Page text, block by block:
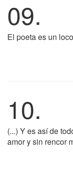
09.
El poeta es un
10.
(...) Y es así de
amor y sin rencor